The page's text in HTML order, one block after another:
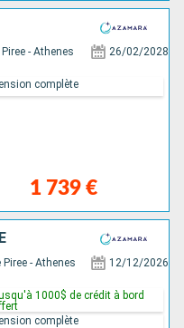
Piree - Athenes 26/02/2028
1 739 €
complète
Piree - Athenes 12/12/2026
1000$ de crédit à bord
complète